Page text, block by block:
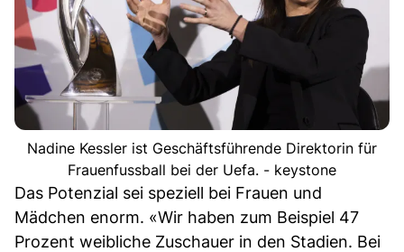
Nadine Kessler ist Geschäftsführende Direktorin für
Frauenfussball bei der Uefa. - keystone
Das Potenzial sei speziell bei Frauen und
Mädchen enorm. «Wir haben zum Beispiel 47
Prozent weibliche Zuschauer in den Stadien. Bei